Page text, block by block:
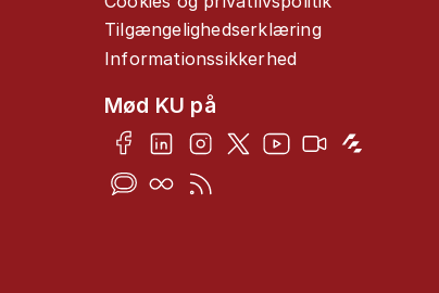
Tilgængelighedserklæring
Informationssikkerhed
Mød KU på